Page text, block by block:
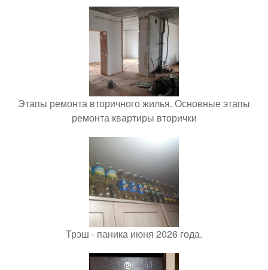
Этапы ремонта вторичного жилья. Основные этапы
ремонта квартиры вторички
Трэш - паника июня 2026 года.